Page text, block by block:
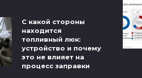
С какой стороны
находится
топливный люк:
устройство и почему
это не влияет на
процесс заправки